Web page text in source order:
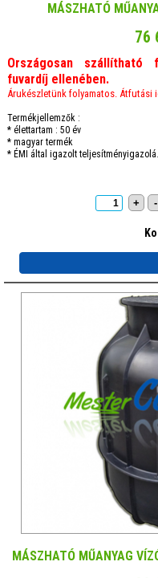
MÁSZHATÓ
76
Országosan
fuvardíj ellenében.
Árukészletünk folyamatos. Átfutási
Termékjellemzők :
* élettartam : 50 év
* magyar termék
* ÉMI által igazolt
+ -
MÁSZHATÓ MŰANYAG